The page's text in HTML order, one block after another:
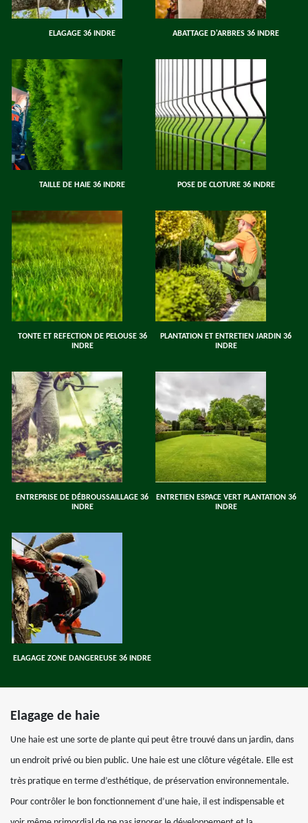
ELAGAGE 36 INDRE ABATTAGE D'ARBRES 36 INDRE
TAILLE DE HAIE 36 INDRE POSE DE CLOTURE 36 INDRE
TONTE ET REFECTION DE PELOUSE 36
INDRE
PLANTATION ET ENTRETIEN JARDIN 36
INDRE
ENTREPRISE DE DÉBROUSSAILLAGE 36
INDRE
ENTRETIEN ESPACE VERT PLANTATION 36
INDRE
ELAGAGE ZONE DANGEREUSE 36 INDRE
Elagage de haie
Une haie est une sorte de plante qui peut être trouvé dans un jardin, dans
un endroit privé ou bien public. Une haie est une clôture végétale. Elle est
très pratique en terme d’esthétique, de préservation environnementale.
Pour contrôler le bon fonctionnement d’une haie, il est indispensable et